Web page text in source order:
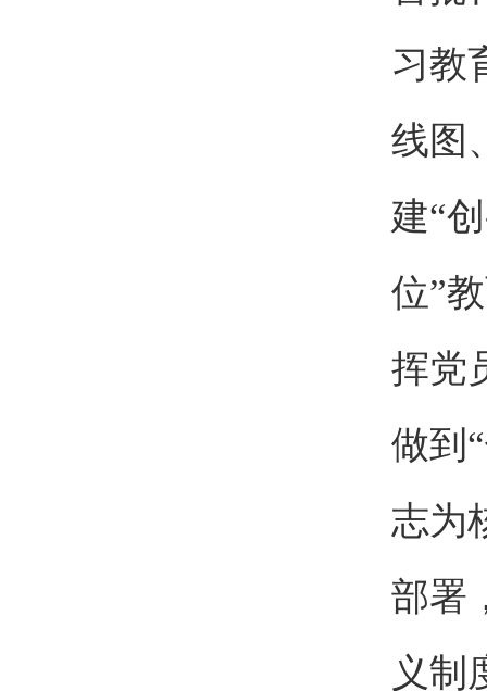
习教
线图
建“
位”
挥党
做到
志为
部署
义制